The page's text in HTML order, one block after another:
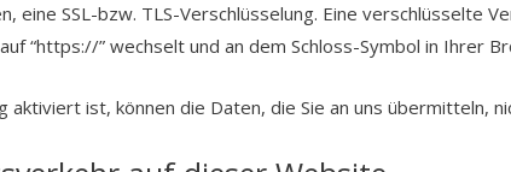
eine SSL-bzw. TLS-Verschlüsselung. Eine verschlüsselte
“https://” wechselt und an dem Schloss-Symbol in Ihrer
aktiviert ist, können die Daten, die Sie an uns übermitteln,